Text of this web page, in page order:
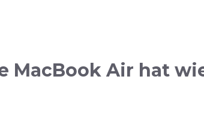
MacBook Air hat